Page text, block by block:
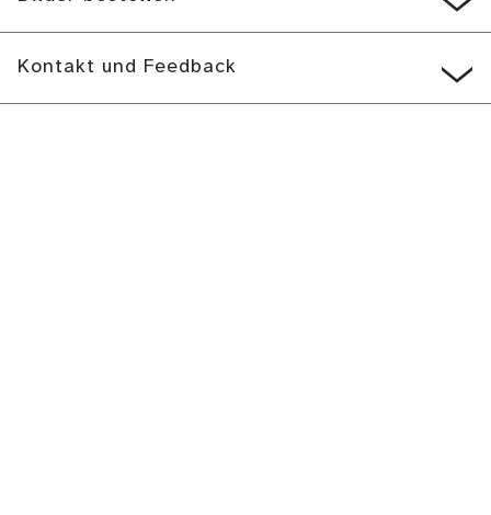
Kontakt und Feedback